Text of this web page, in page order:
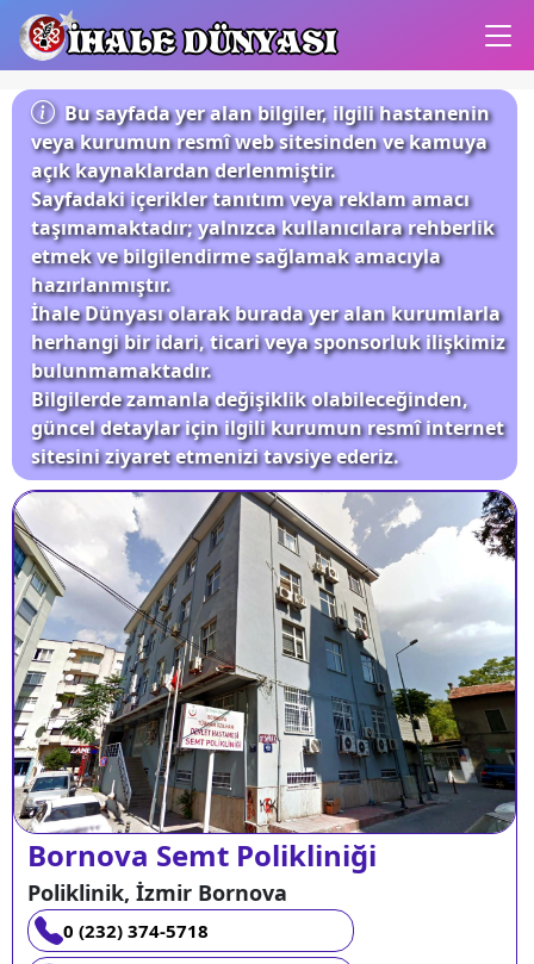
İHALE DÜNYASI
Bu sayfada yer alan bilgiler, ilgili hastanenin
veya kurumun resmî web sitesinden ve kamuya
açık kaynaklardan derlenmiştir.
Sayfadaki içerikler tanıtım veya reklam amacı
taşımamaktadır; yalnızca kullanıcılara rehberlik
etmek ve bilgilendirme sağlamak amacıyla
hazırlanmıştır.
İhale Dünyası olarak burada yer alan kurumlarla
herhangi bir idari, ticari veya sponsorluk ilişkimiz
bulunmamaktadır.
Bilgilerde zamanla değişiklik olabileceğinden,
güncel detaylar için ilgili kurumun resmî internet
sitesini ziyaret etmenizi tavsiye ederiz.
Bornova Semt Polikliniği
Poliklinik, İzmir Bornova
0 (232) 374-5718